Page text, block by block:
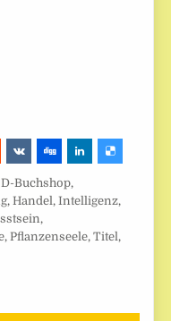
Buchshop,
,Handel,Intelligenz,
,
,Pflanzenseele,Titel,